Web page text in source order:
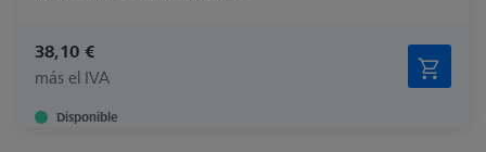
38,10 €
más el IVA
Disponible